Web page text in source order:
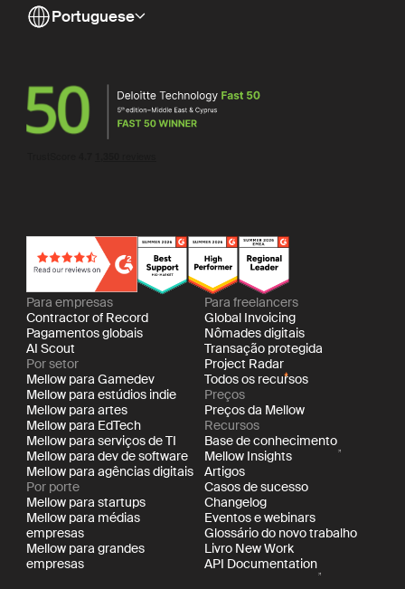
Portuguese
Para empresas
Contractor of Record
Pagamentos globais
AI Scout
Por setor
Mellow para Gamedev
Mellow para estúdios indie
Mellow para artes
Mellow para EdTech
Mellow para serviços de TI
Mellow para dev de software
Mellow para agências digitais
Por porte
Mellow para startups
Mellow para médias
empresas
Mellow para grandes
empresas
Para freelancers
Global Invoicing
Nômades digitais
Transação protegida
Project Radar
Todos os recursos
Preços
Preços da Mellow
Recursos
Base de conhecimento
Mellow Insights
Artigos
Casos de sucesso
Changelog
Eventos e webinars
Glossário do novo trabalho
Livro New Work
API Documentation